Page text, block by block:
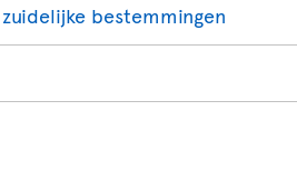
bestemmingen